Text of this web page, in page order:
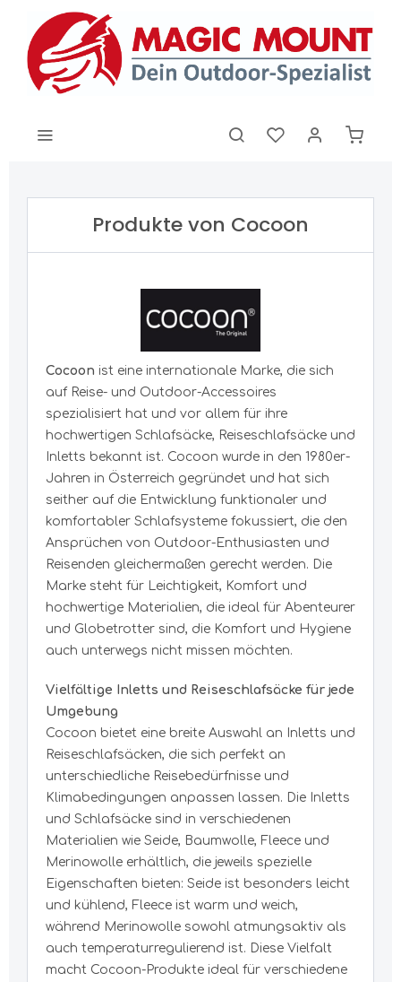
Produkte von Cocoon
Cocoon ist eine internationale Marke, die sich
auf Reise- und Outdoor-Accessoires
spezialisiert hat und vor allem für ihre
hochwertigen Schlafsäcke, Reiseschlafsäcke und
Inletts bekannt ist. Cocoon wurde in den 1980er-
Jahren in Österreich gegründet und hat sich
seither auf die Entwicklung funktionaler und
komfortabler Schlafsysteme fokussiert, die den
Ansprüchen von Outdoor-Enthusiasten und
Reisenden gleichermaßen gerecht werden. Die
Marke steht für Leichtigkeit, Komfort und
hochwertige Materialien, die ideal für Abenteurer
und Globetrotter sind, die Komfort und Hygiene
auch unterwegs nicht missen möchten.
Vielfältige Inletts und Reiseschlafsäcke für jede
Umgebung
Cocoon bietet eine breite Auswahl an Inletts und
Reiseschlafsäcken, die sich perfekt an
unterschiedliche Reisebedürfnisse und
Klimabedingungen anpassen lassen. Die Inletts
und Schlafsäcke sind in verschiedenen
Materialien wie Seide, Baumwolle, Fleece und
Merinowolle erhältlich, die jeweils spezielle
Eigenschaften bieten: Seide ist besonders leicht
und kühlend, Fleece ist warm und weich,
während Merinowolle sowohl atmungsaktiv als
auch temperaturregulierend ist. Diese Vielfalt
macht Cocoon-Produkte ideal für verschiedene